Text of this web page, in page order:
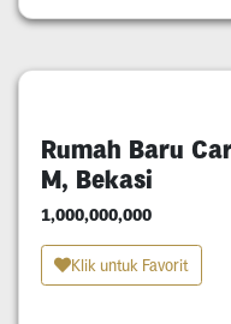
Rumah Baru
M, Bekasi
1,000,000,000
Klik untuk Favorit